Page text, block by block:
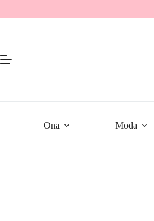
Ona Moda